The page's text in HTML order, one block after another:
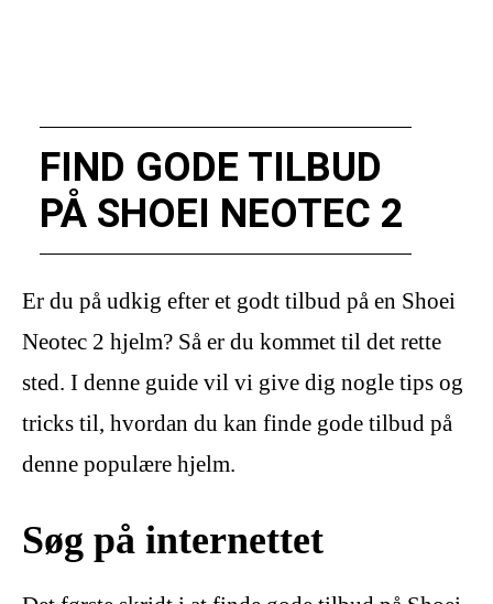
FIND GODE TILBUD
PÅ SHOEI NEOTEC 2
Er du på udkig efter et godt tilbud på en Shoei
Neotec 2 hjelm? Så er du kommet til det rette
sted. I denne guide vil vi give dig nogle tips og
tricks til, hvordan du kan finde gode tilbud på
denne populære hjelm.
Søg på internettet